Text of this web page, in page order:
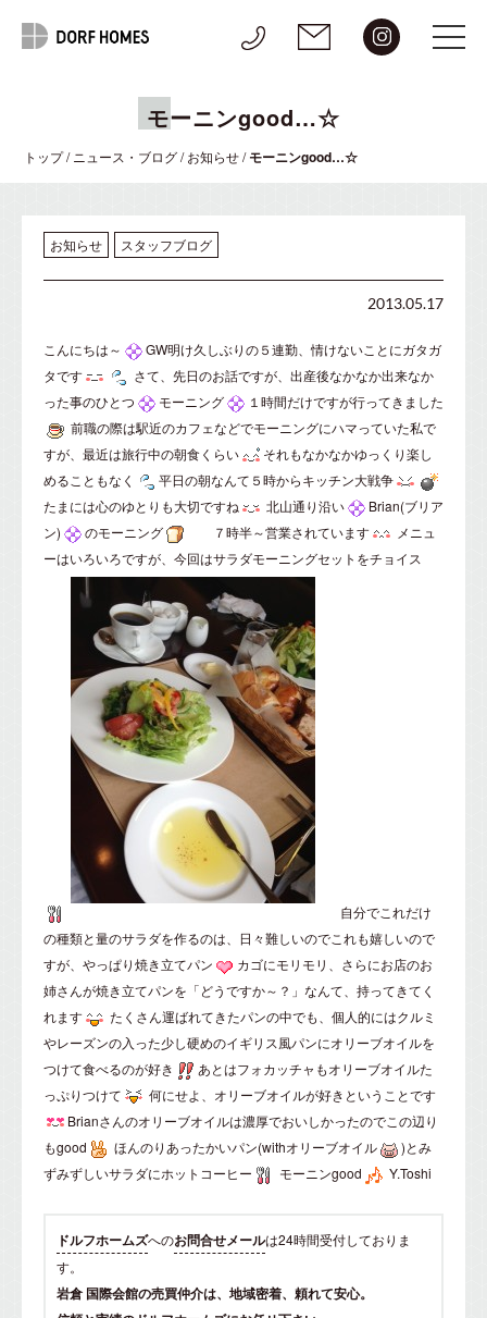
モーニンgood…☆
トップ/ ニュース・ブログ/お知らせ/モーニンgood…☆
お知らせ スタッフブログ
2013.05.17
こんにちは～
GW明け久しぶりの５連勤、情けないことにガタガ
タです
さて、先日のお話ですが、出産後なかなか出来なか
った事のひとつ
モーニング
１時間だけですが行ってきました
前職の際は駅近のカフェなどでモーニングにハマっていた私で
すが、最近は旅行中の朝食くらい
それもなかなかゆっくり楽し
めることもなく
平日の朝なんて５時からキッチン大戦争
たまには心のゆとりも大切ですね
北山通り沿い
Brian(ブリア
ン)
のモーニング ７時半～営業されています
メニュ
ーはいろいろですが、今回はサラダモーニングセットをチョイス
自分でこれだけ
の種類と量のサラダを作るのは、日々難しいのでこれも嬉しいので
すが、やっぱり焼き立てパン
カゴにモリモリ、さらにお店のお
姉さんが焼き立てパンを「どうですか～？」なんて、持ってきてく
れます
たくさん運ばれてきたパンの中でも、個人的にはクルミ
やレーズンの入った少し硬めのイギリス風パンにオリーブオイルを
つけて食べるのが好き
あとはフォカッチャもオリーブオイルた
っぷりつけて
何にせよ、オリーブオイルが好きということです
Brianさんのオリーブオイルは濃厚でおいしかったのでこの辺り
もgood
ほんのりあったかいパン(withオリーブオイル
)とみ
ずみずしいサラダにホットコーヒー
モーニンgood Y.Toshi
ドルフホームズへのお問合せメールは24時間受付しておりま
す。
岩倉 国際会館の売買仲介は、地域密着、頼れて安心。